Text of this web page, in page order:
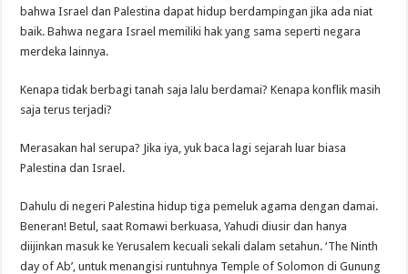
bahwa Israel dan Palestina dapat hidup berdampingan jika ada niat
baik. Bahwa negara Israel memiliki hak yang sama seperti negara
merdeka lainnya.
Kenapa tidak berbagi tanah saja lalu berdamai? Kenapa konflik masih
saja terus terjadi?
Merasakan hal serupa? Jika iya, yuk baca lagi sejarah luar biasa
Palestina dan Israel.
Dahulu di negeri Palestina hidup tiga pemeluk agama dengan damai.
Beneran! Betul, saat Romawi berkuasa, Yahudi diusir dan hanya
diijinkan masuk ke Yerusalem kecuali sekali dalam setahun. ‘The Ninth
day of Ab’, untuk menangisi runtuhnya Temple of Solomon di Gunung